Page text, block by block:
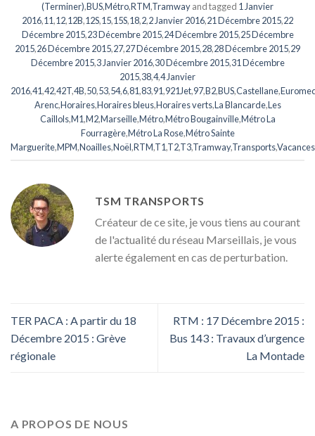
(Terminer),BUS,Métro,RTM,Tramwayand tagged 1 Janvier
2016,11,12,12B,12S,15,15S,18,2,2 Janvier 2016,21 Décembre 2015,22
Décembre 2015,23 Décembre 2015,24 Décembre 2015,25 Décembre
2015,26 Décembre 2015,27,27 Décembre 2015,28,28 Décembre 2015,29
Décembre 2015,3 Janvier 2016,30 Décembre 2015,31 Décembre
2015,38,4,4 Janvier
2016,41,42,42T,4B,50,53,54,6,81,83,91,921Jet,97,B2,BUS,Castellane,
Arenc,Horaires,Horaires bleus,Horaires verts,La Blancarde,Les
Caillols,M1,M2,Marseille,Métro,Métro Bougainville,Métro La
Fourragère,Métro La Rose,Métro Sainte
Marguerite,MPM,Noailles,Noël,RTM,T1,T2,T3,Tramway,Transports,Vacances
TSM TRANSPORTS
Créateur de ce site, je vous tiens au courant
de l'actualité du réseau Marseillais, je vous
alerte également en cas de perturbation.
TER PACA : A partir du 18
Décembre 2015 : Grève
régionale
RTM : 17 Décembre 2015 :
Bus 143 : Travaux d’urgence
La Montade
A PROPOS DE NOUS